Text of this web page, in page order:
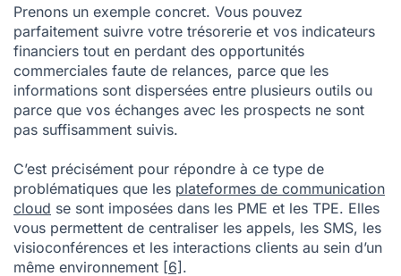
informations sont dispersées entre plusieurs outils ou
parce que vos échanges avec les prospects ne sont
pas suffisamment suivis.
C’est précisément pour répondre à ce type de
problématiques que lesplateformes de communication
cloudse sont imposées dans les PME et les TPE. Elles
visioconférences et les interactions clients au sein d’un
même environnement [6].
Parmi elles, Ringover se distingue par son approche
orientée productivité. La solution combine téléphonie
cloud, intégrations CRM et fonctionnalités